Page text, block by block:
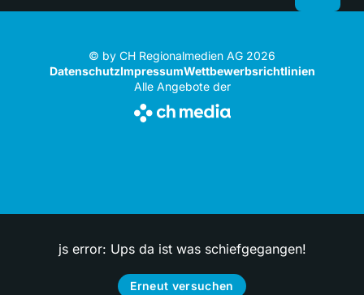
© by CH Regionalmedien AG 2026
DatenschutzImpressumWettbewerbsrichtlinien
Alle Angebote der
js error: Ups da ist was schiefgegangen!
Erneut versuchen